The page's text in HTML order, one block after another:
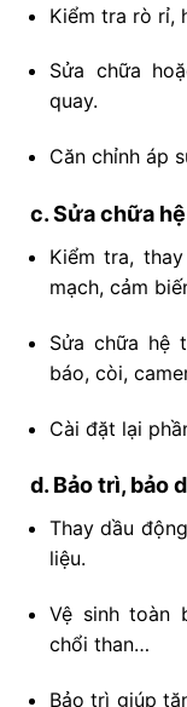
Kiểm tra rò rỉ,
Sửa chữa
quay.
Căn chỉnh áp
c. Sửa chữa
Kiểm tra,
mạch, cảm
Sửa chữa hệ
báo, còi,
Cài đặt lại
d. Bảo trì, bảo
Thay dầu
liệu.
Vệ sinh toàn
chổi than…
Bảo trì giúp